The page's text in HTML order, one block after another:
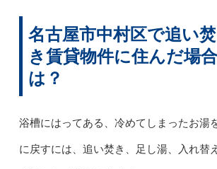
名古屋市中村区で追い
き賃貸物件に住んだ場
は？
浴槽にはってある、冷めてしまったお湯
に戻すには、追い焚き、足し湯、入れ替